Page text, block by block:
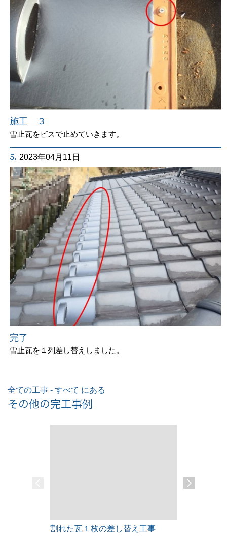
施工 ３
雪止瓦をビスで止めていきます。
5. 2023年04月11日
完了
雪止瓦を１列差し替えしました。
全ての工事 - すべて にある
その他の完工事例
割れた瓦１枚の差し替え工事